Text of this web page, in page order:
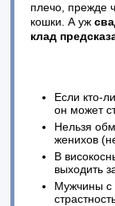
плечо, прежде
кошки. А уж
клад
Если кто-
он может
Нельзя
женихов
В
выходить
Мужчины с